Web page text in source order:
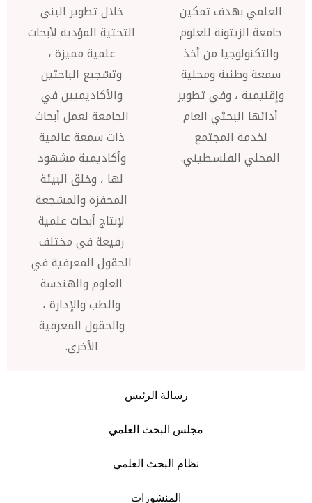
رسالة الرئيس
مجلس البحث العلمي
نظام البحث العلمي
المنشورات
العلمي بهدف تمكين
جامعة الزيتونة للعلوم
والتكنولوجيا من أخذ
سمعة وطنية ومحلية
وإقليمية ، وفي تطوير
أدائها البحثي العام
لخدمة المجتمع
المحلي الفلسطيني.
خلال تطوير البنى
التحتية المؤدية لأبحاث
علمية مميزة ،
وتشجيع الباحثين
والأكاديميين في
الجامعة لعمل أبحاث
ذات سمعة عالمية
وأكاديمية مشهود
لها ، وخلق البيئة
المحفزة والمشجعة
لإنتاج أبحاث علمية
رفيعة في مختلف
الحقول المعرفية في
العلوم والهندسة
والطب والإدارة ،
والحقول المعرفية
الأخرى.